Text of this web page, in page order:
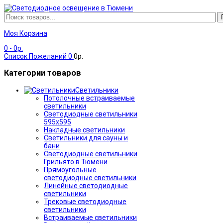
Моя Корзина
0 - 0р.
Список Пожеланий 0 0р.
Категории товаров
Светильники
Потолочные встраиваемые
светильники
Светодиодные светильники
595х595
Накладные светильники
Светильники для сауны и
бани
Светодиодные светильники
Грильято в Тюмени
Прямоугольные
светодиодные светильники
Линейные светодиодные
светильники
Трековые светодиодные
светильники
Встраиваемые светильники